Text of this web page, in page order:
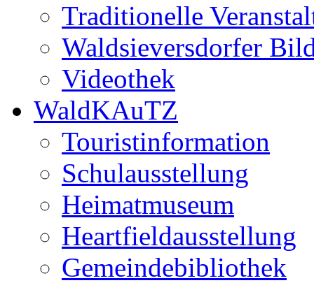
Traditionelle
Waldsieversdorfer
Videothek
WaldKAuTZ
Touristinformation
Schulausstellung
Heimatmuseum
Heartfieldausstellung
Gemeindebibliothek